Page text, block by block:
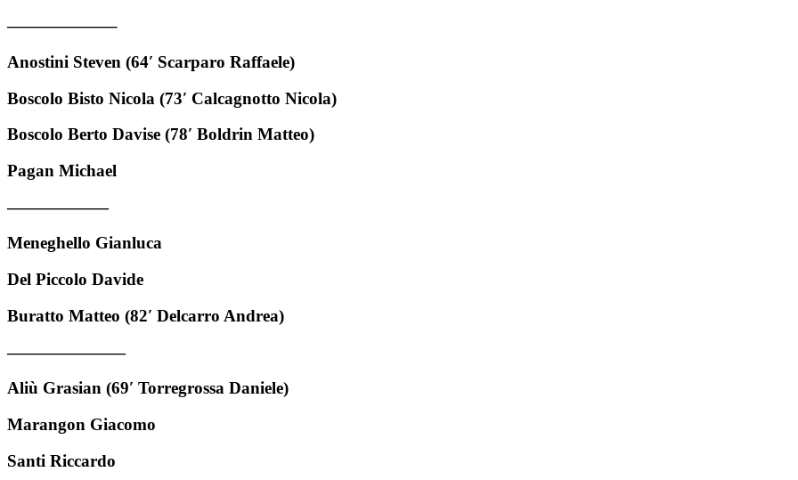
——————–
Anostini Steven (64′ Scarparo Raffaele)
Boscolo Bisto Nicola (73′ Calcagnotto Nicola)
Boscolo Berto Davise (78′ Boldrin Matteo)
Pagan Michael
——————
Meneghello Gianluca
Del Piccolo Davide
Buratto Matteo (82′ Delcarro Andrea)
———————
Aliù Grasian (69′ Torregrossa Daniele)
Marangon Giacomo
Santi Riccardo